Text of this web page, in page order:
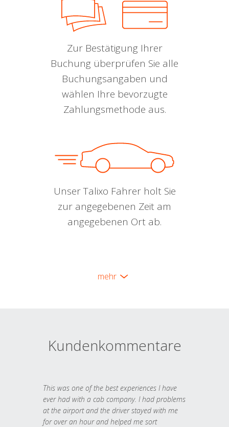
Zur Bestätigung Ihrer
Buchung überprüfen Sie alle
Buchungsangaben und
wählen Ihre bevorzugte
Zahlungsmethode aus.
Unser Talixo Fahrer holt Sie
zur angegebenen Zeit am
angegebenen Ort ab.
mehr
Kundenkommentare
This was one of the best experiences I have
ever had with a cab company. I had problems
at the airport and the driver stayed with me
for over an hour and helped me sort